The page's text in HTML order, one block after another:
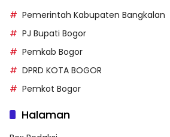
Pemerintah Kabupaten Bangkalan
PJ Bupati Bogor
Pemkab Bogor
DPRD KOTA BOGOR
Pemkot Bogor
Halaman